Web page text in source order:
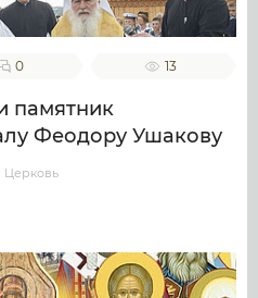
0 13
памятник
Феодору Ушакову
Церковь